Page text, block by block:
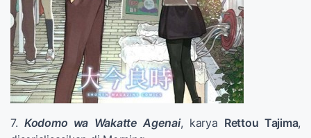
7. Kodomo wa Wakatte Agenai, karya Rettou Tajima,